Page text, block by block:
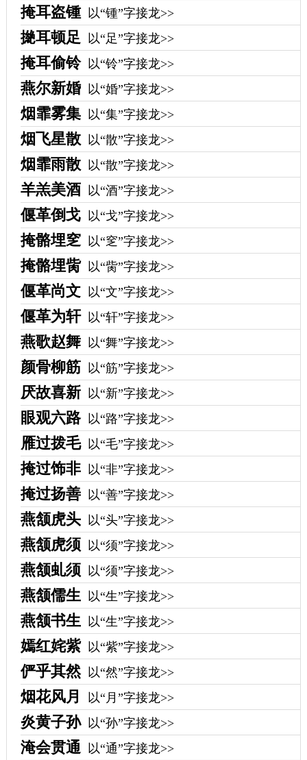
掩耳盗锺 以“锺”字接龙>>
撧耳顿足 以“足”字接龙>>
掩耳偷铃 以“铃”字接龙>>
燕尔新婚 以“婚”字接龙>>
烟霏雾集 以“集”字接龙>>
烟飞星散 以“散”字接龙>>
烟霏雨散 以“散”字接龙>>
羊羔美酒 以“酒”字接龙>>
偃革倒戈 以“戈”字接龙>>
掩骼埋窆 以“窆”字接龙>>
掩骼埋胔 以“胔”字接龙>>
偃革尚文 以“文”字接龙>>
偃革为轩 以“轩”字接龙>>
燕歌赵舞 以“舞”字接龙>>
颜骨柳筋 以“筋”字接龙>>
厌故喜新 以“新”字接龙>>
眼观六路 以“路”字接龙>>
雁过拨毛 以“毛”字接龙>>
掩过饰非 以“非”字接龙>>
掩过扬善 以“善”字接龙>>
燕颔虎头 以“头”字接龙>>
燕颔虎须 以“须”字接龙>>
燕颔虬须 以“须”字接龙>>
燕颔儒生 以“生”字接龙>>
燕颔书生 以“生”字接龙>>
嫣红姹紫 以“紫”字接龙>>
俨乎其然 以“然”字接龙>>
烟花风月 以“月”字接龙>>
炎黄子孙 以“孙”字接龙>>
淹会贯通 以“通”字接龙>>